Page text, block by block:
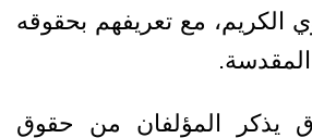
الكريم، مع تعريفهم بحقوقه
يذكر المؤلفان من حقوق